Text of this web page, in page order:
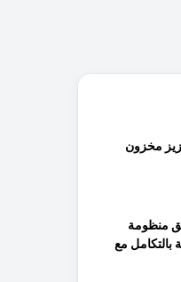
مخزون
منظومة
بالتكامل مع